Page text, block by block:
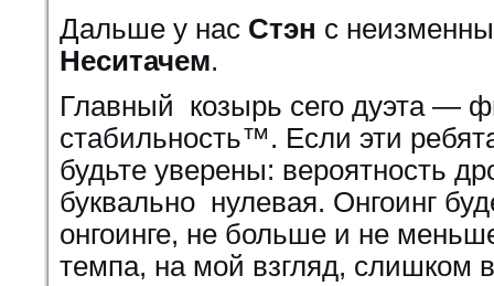
Дальше у нас Стэн с
Неситачем.
Главный козырь сего дуэта —
стабильность™. Если эти
будьте уверены: вероятность
буквально нулевая. Онгоинг
онгоинге, не больше и не
темпа, на мой взгляд, слишком